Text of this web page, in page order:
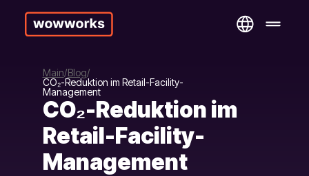
Main Blog
CO₂-Reduktion im Retail-Facility-
Management
CO₂-Reduktion im
Retail-Facility-
Management